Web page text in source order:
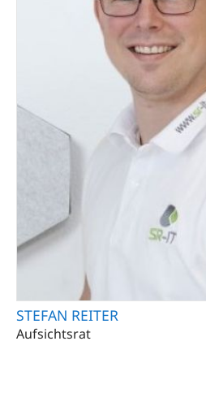
STEFAN REITER
Aufsichtsrat